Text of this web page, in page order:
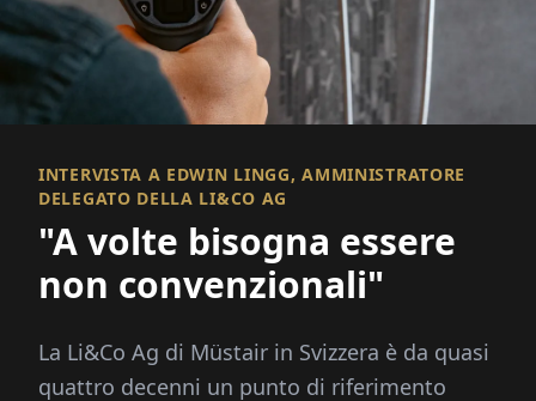
INTERVISTA A EDWIN LINGG, AMMINISTRATORE
DELEGATO DELLA LI&CO AG
"A volte bisogna essere
non convenzionali"
La Li&Co Ag di Müstair in Svizzera è da quasi
quattro decenni un punto di riferimento